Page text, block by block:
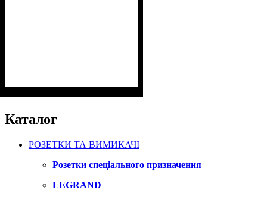
Каталог
РОЗЕТКИ ТА ВИМИКАЧІ
Розетки спеціального призначення
LEGRAND